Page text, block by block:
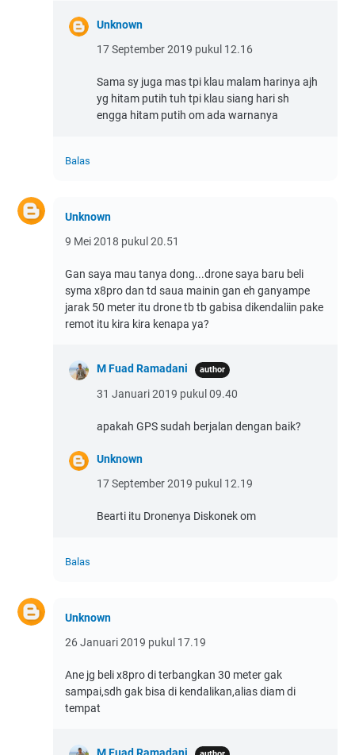
Unknown
17 September 2019 pukul 12.16
Sama sy juga mas tpi klau malam harinya ajh
yg hitam putih tuh tpi klau siang hari sh
engga hitam putih om ada warnanya
Balas
Unknown
9 Mei 2018 pukul 20.51
Gan saya mau tanya dong...drone saya baru beli
syma x8pro dan td saua mainin gan eh ganyampe
jarak 50 meter itu drone tb tb gabisa dikendaliin pake
remot itu kira kira kenapa ya?
M Fuad Ramadani
31 Januari 2019 pukul 09.40
apakah GPS sudah berjalan dengan baik?
Unknown
17 September 2019 pukul 12.19
Bearti itu Dronenya Diskonek om
Balas
Unknown
26 Januari 2019 pukul 17.19
Ane jg beli x8pro di terbangkan 30 meter gak
sampai,sdh gak bisa di kendalikan,alias diam di
tempat